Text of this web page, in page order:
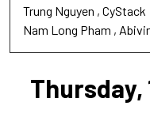
Trung Nguyen CyStack
Nam Long Pham
Thursday,